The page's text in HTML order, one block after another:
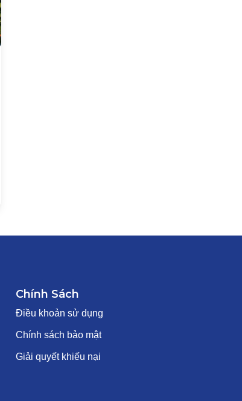
Chính Sách
Điều khoản sử dụng
Chính sách bảo mật
Giải quyết khiếu nại